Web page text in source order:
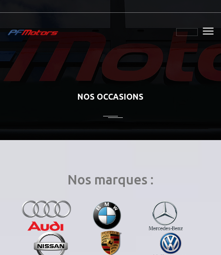
NOS OCCASIONS
Nos marques :